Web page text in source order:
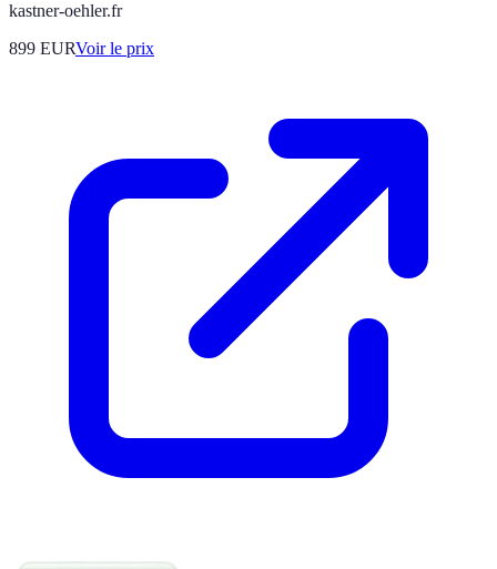
kastner-oehler.fr
899 EURVoir le prix